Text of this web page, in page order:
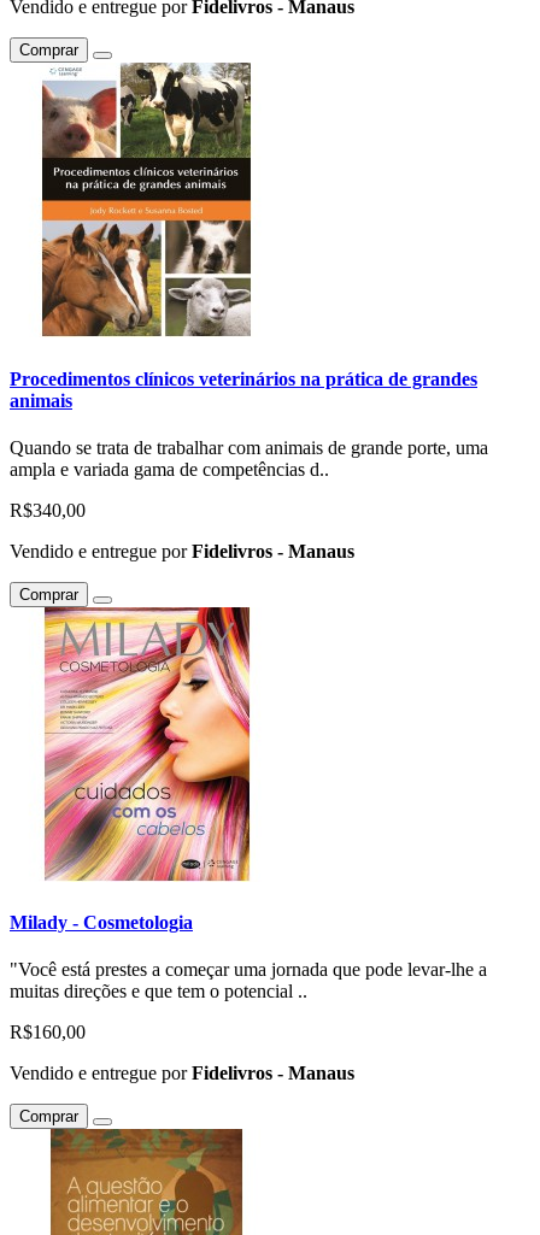
Vendido e entregue porFidelivros - Manaus
Comprar
Procedimentos clínicos veterinários na prática de grandes
animais
Quando se trata de trabalhar com animais de grande porte, uma
ampla e variada gama de competências d..
R$340,00
Vendido e entregue porFidelivros - Manaus
Comprar
Milady - Cosmetologia
"Você está prestes a começar uma jornada que pode levar-lhe a
muitas direções e que tem o potencial ..
R$160,00
Vendido e entregue porFidelivros - Manaus
Comprar